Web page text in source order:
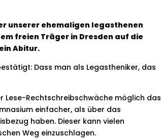
unserer ehemaligen legasthenen
freien Träger in Dresden auf die
Abitur.
Dass man als Legastheniker, das
Lese-Rechtschreibschwäche möglich das
einfacher, als über das
haben. Dieser kann vielen
Weg einzuschlagen.